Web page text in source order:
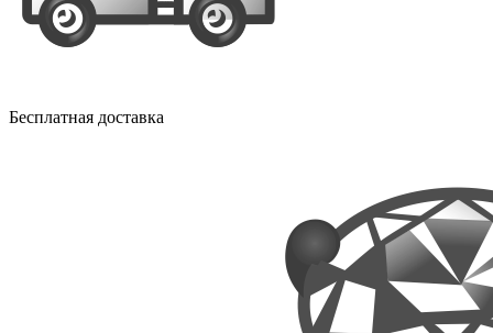
Бесплатная доставка